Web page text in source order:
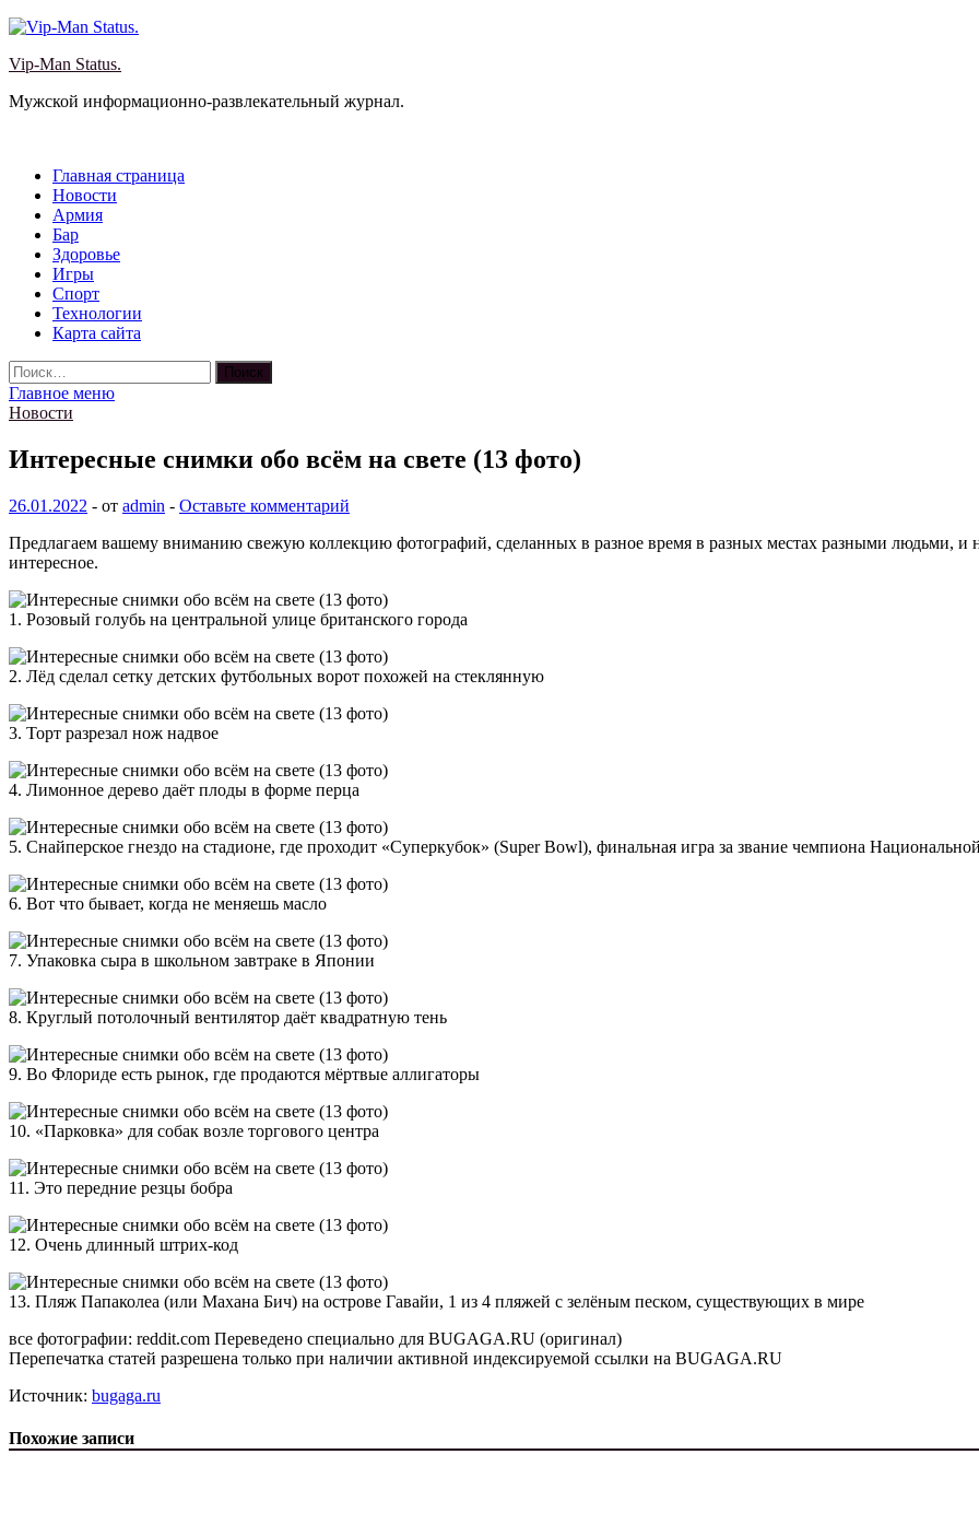
Перейти
содержимому
Vip-Man Status.
Мужской информационно-развлекательный журнал.
Главная страница
Новости
Армия
Бар
Здоровье
Игры
Спорт
Технологии
Карта сайта
Найти:
Главное меню
Новости
Интересные снимки обо всём на свете (13 фото)
26.01.2022 - от admin - Оставьте комментарий
Предлагаем вашему вниманию свежую коллекцию фотографий, сделанных в разное время в разных местах разными людьми, и
интересное.
1. Розовый голубь на центральной улице британского города
2. Лёд сделал сетку детских футбольных ворот похожей на стеклянную
3. Торт разрезал нож надвое
4. Лимонное дерево даёт плоды в форме перца
5. Снайперское гнездо на стадионе, где проходит «Суперкубок» (Super Bowl), финальная игра за звание чемпиона
6. Вот что бывает, когда не меняешь масло
7. Упаковка сыра в школьном завтраке в Японии
8. Круглый потолочный вентилятор даёт квадратную тень
9. Во Флориде есть рынок, где продаются мёртвые аллигаторы
10. «Парковка» для собак возле торгового центра
11. Это передние резцы бобра
12. Очень длинный штрих-код
13. Пляж Папаколеа (или Махана Бич) на острове Гавайи, 1 из 4 пляжей с зелёным песком, существующих в мире
все фотографии: reddit.com Переведено специально для BUGAGA.RU (оригинал)
Перепечатка статей разрешена только при наличии активной индексируемой ссылки на BUGAGA.RU
Источник: bugaga.ru
Похожие записи